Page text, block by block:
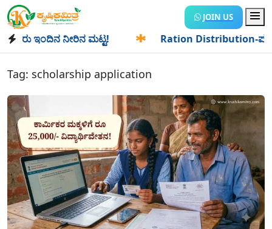
JOIN US
ನೀರಿನ ಮಟ್ಟ! ✱ Ration Distribution-ಪಡಿತರದಾರರಿಗೆ
Tag: scholarship application